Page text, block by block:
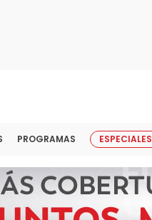
PROGRAMAS ESPECIALES